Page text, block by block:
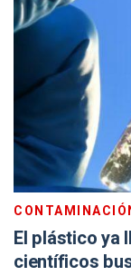
El plástico ya
científicos